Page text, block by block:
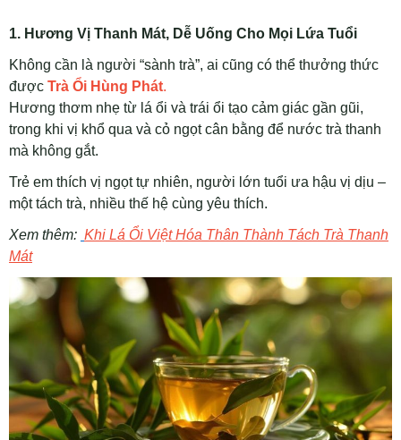
1. Hương Vị Thanh Mát, Dễ Uống Cho Mọi Lứa Tuổi
Không cần là người “sành trà”, ai cũng có thể thưởng thức
được Trà Ổi Hùng Phát.
Hương thơm nhẹ từ lá ổi và trái ổi tạo cảm giác gần gũi,
trong khi vị khổ qua và cỏ ngọt cân bằng để nước trà thanh
mà không gắt.
Trẻ em thích vị ngọt tự nhiên, người lớn tuổi ưa hậu vị dịu –
một tách trà, nhiều thế hệ cùng yêu thích.
Xem thêm: Khi Lá Ổi Việt Hóa Thân Thành Tách Trà Thanh
Mát